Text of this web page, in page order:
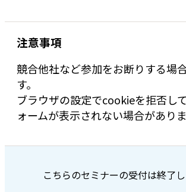
注意事項
競合他社など参加をお断りする場
す。
ブラウザの設定でcookieを拒否し
ォームが表示されない場合がありま
こちらのセミナーの受付は終了し